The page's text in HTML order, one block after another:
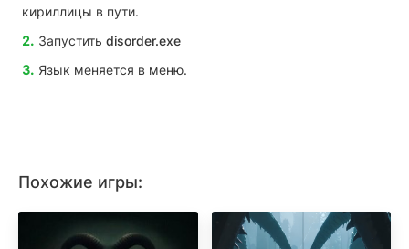
кириллицы в пути.
Запустить disorder.exe
Язык меняется в меню.
Похожие игры: